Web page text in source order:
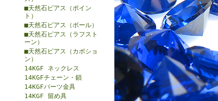
■天然石ピアス（ポイン
ト）
■天然石ピアス（ボール）
■天然石ピアス（ラフスト
ーン）
■天然石ピアス（カボショ
ン）
14KGF ネックレス
14KGFチェーン・鎖
14KGFパーツ金具
14KGF 留め具